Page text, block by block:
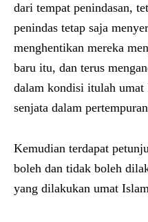
dari tempat penindasan,
penindas tetap saja
menghentikan mereka
baru itu, dan terus
dalam kondisi itulah
senjata dalam
Kemudian terdapat
boleh dan tidak boleh
yang dilakukan umat